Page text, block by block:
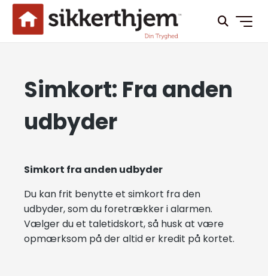
Simkort: Fra anden
udbyder
Simkort fra anden udbyder
Du kan frit benytte et simkort fra den
udbyder, som du foretrækker i alarmen.
Vælger du et taletidskort, så husk at være
opmærksom på der altid er kredit på kortet.